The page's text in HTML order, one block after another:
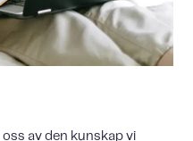
av den kunskap vi